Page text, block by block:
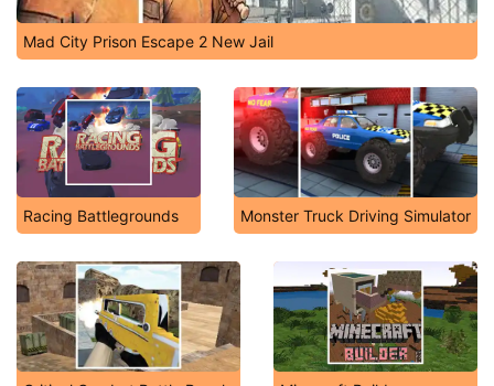
Mad City Prison Escape 2 New Jail
Racing Battlegrounds Monster Truck Driving Simulator